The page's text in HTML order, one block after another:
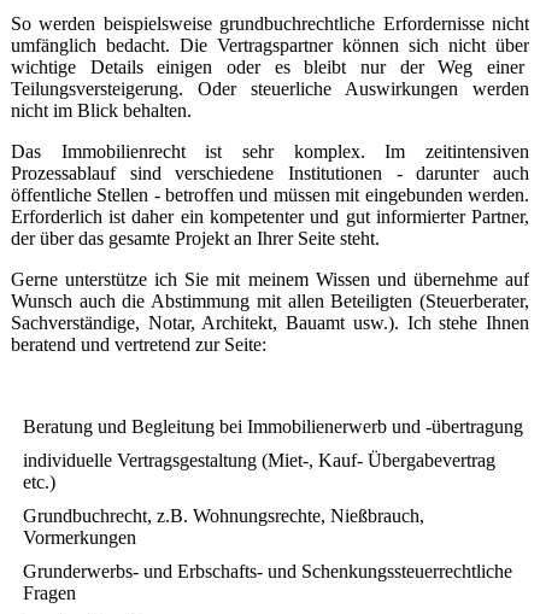
So werden beispielsweise grundbuchrechtliche Erfordernisse nicht
umfänglich bedacht. Die Vertragspartner können sich nicht über
wichtige Details einigen oder es bleibt nur der Weg einer
Teilungsversteigerung. Oder steuerliche Auswirkungen werden
nicht im Blick behalten.
Das Immobilienrecht ist sehr komplex. Im zeitintensiven
Prozessablauf sind verschiedene Institutionen - darunter auch
öffentliche Stellen - betroffen und müssen mit eingebunden werden.
Erforderlich ist daher ein kompetenter und gut informierter Partner,
der über das ge­sam­te Projekt an Ihrer Seite steht.
Gerne unterstütze ich Sie mit meinem Wissen und übernehme auf
Wunsch auch die Abstimmung mit allen Beteiligten (Steuerberater,
Sachverständige, Notar, Archi­tekt, Bau­amt usw.). Ich stehe Ihnen
beratend und vertretend zur Seite:
Beratung und Begleitung bei Immobilienerwerb und -übertragung
individuelle Vertragsgestaltung (Miet-, Kauf- Übergabevertrag
etc.)
Grundbuchrecht, z.B. Wohnungsrechte, Nießbrauch,
Vormerkungen
Grunderwerbs- und Erbschafts- und Schenkungssteuerrechtliche
Fragen